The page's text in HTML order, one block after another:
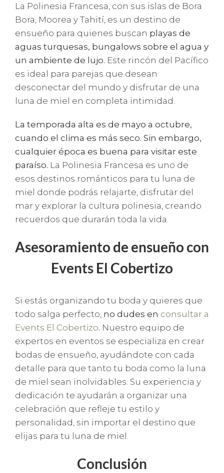
La Polinesia Francesa, con sus islas de Bora
Bora, Moorea y Tahití, es un destino de
ensueño para quienes buscan playas de
aguas turquesas, bungalows sobre el agua y
un ambiente de lujo. Este rincón del Pacífico
es ideal para parejas que desean
desconectar del mundo y disfrutar de una
luna de miel en completa intimidad.
La temporada alta es de mayo a octubre,
cuando el clima es más seco. Sin embargo,
cualquier época es buena para visitar este
paraíso. La Polinesia Francesa es uno de
esos destinos románticos para tu luna de
miel donde podrás relajarte, disfrutar del
mar y explorar la cultura polinesia, creando
recuerdos que durarán toda la vida.
Asesoramiento de ensueño con
Events El Cobertizo
Si estás organizando tu boda y quieres que
todo salga perfecto, no dudes en consultar a
Events El Cobertizo. Nuestro equipo de
expertos en eventos se especializa en crear
bodas de ensueño, ayudándote con cada
detalle para que tanto tu boda como la luna
de miel sean inolvidables. Su experiencia y
dedicación te ayudarán a organizar una
celebración que refleje tu estilo y
personalidad, sin importar el destino que
elijas para tu luna de miel.
Conclusión